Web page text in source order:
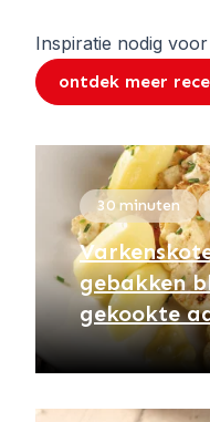
Inspiratie nodig
ontdek meer
30 minuten
gebakken
gekookte